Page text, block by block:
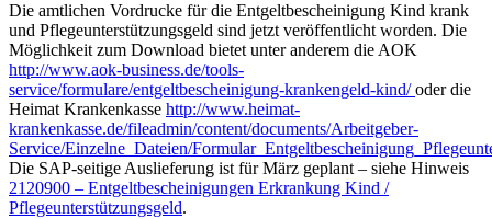
Die amtlichen Vordrucke für die Entgeltbescheinigung Kind krank
und Pflegeunterstützungsgeld sind jetzt veröffentlicht worden. Die
Möglichkeit zum Download bietet unter anderem die AOK
http://www.aok-business.de/tools-
service/formulare/entgeltbescheinigung-krankengeld-kind/oder die
Heimat Krankenkasse http://www.heimat-
krankenkasse.de/fileadmin/content/documents/Arbeitgeber-
Service/Einzelne_Dateien/
Die SAP-seitige Auslieferung ist für März geplant – siehe Hinweis
2120900 – Entgeltbescheinigungen Erkrankung Kind /
Pflegeunterstützungsgeld.